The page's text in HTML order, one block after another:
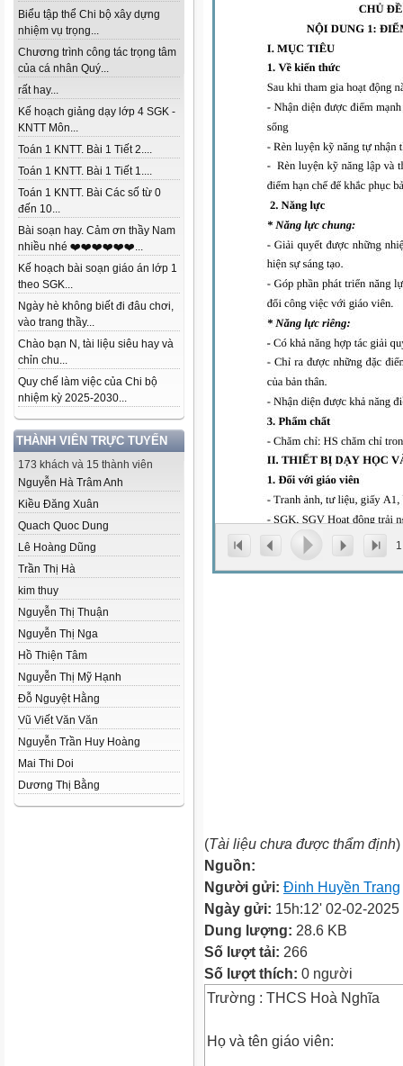
Biểu tập thể Chi bộ xây dựng
nhiệm vụ trọng...
Chương trình công tác trọng tâm
của cá nhân Quý...
rất hay...
Kế hoạch giảng dạy lớp 4 SGK -
KNTT Môn...
Toán 1 KNTT. Bài 1 Tiết 2....
Toán 1 KNTT. Bài 1 Tiết 1....
Toán 1 KNTT. Bài Các số từ 0
đến 10...
Bài soạn hay. Cảm ơn thầy Nam
nhiều nhé ❤️❤️❤️❤️❤️❤️...
Kế hoạch bài soạn giáo án lớp 1
theo SGK...
Ngày hè không biết đi đâu chơi,
vào trang thầy...
Chào bạn N, tài liệu siêu hay và
chỉn chu...
Quy chế làm việc của Chi bộ
nhiệm kỳ 2025-2030...
THÀNH VIÊN TRỰC TUYẾN
173 khách và 15 thành viên
Nguyễn Hà Trâm Anh
Kiều Đăng Xuân
Quach Quoc Dung
Lê Hoàng Dũng
Trần Thị Hà
kim thuy
Nguyễn Thị Thuận
Nguyễn Thị Nga
Hồ Thiện Tâm
Nguyễn Thị Mỹ Hạnh
Đỗ Nguyệt Hằng
Vũ Viết Văn Văn
Nguyễn Trần Huy Hoàng
Mai Thi Doi
Dương Thị Bằng
1
(Tài liệu chưa được thẩm định)
Nguồn:
Người gửi: Đinh Huyền Trang
Ngày gửi: 15h:12' 02-02-2025
Dung lượng: 28.6 KB
Số lượt tải: 266
Số lượt thích: 0 người
Trường : THCS Hoà Nghĩa
Họ và tên giáo viên: